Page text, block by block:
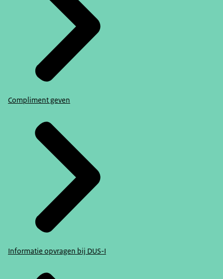
Compliment geven
Informatie opvragen bij DUS-I